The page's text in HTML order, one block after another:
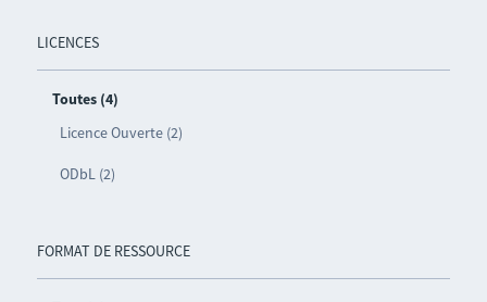
LICENCES
Toutes (4)
Licence Ouverte (2)
ODbL (2)
FORMAT DE RESSOURCE